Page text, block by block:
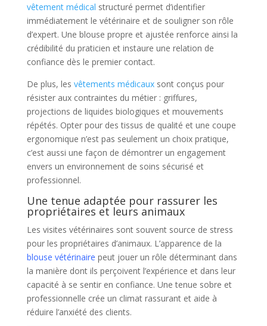
vêtement médical structuré permet d’identifier
immédiatement le vétérinaire et de souligner son rôle
d’expert. Une blouse propre et ajustée renforce ainsi la
crédibilité du praticien et instaure une relation de
confiance dès le premier contact.
De plus, les vêtements médicauxsont conçus pour
résister aux contraintes du métier : griffures,
projections de liquides biologiques et mouvements
répétés. Opter pour des tissus de qualité et une coupe
ergonomique n’est pas seulement un choix pratique,
c’est aussi une façon de démontrer un engagement
envers un environnement de soins sécurisé et
professionnel.
Une tenue adaptée pour rassurer les
propriétaires et leurs animaux
Les visites vétérinaires sont souvent source de stress
pour les propriétaires d’animaux. L’apparence de la
blouse vétérinaire peut jouer un rôle déterminant dans
la manière dont ils perçoivent l’expérience et dans leur
capacité à se sentir en confiance. Une tenue sobre et
professionnelle crée un climat rassurant et aide à
réduire l’anxiété des clients.